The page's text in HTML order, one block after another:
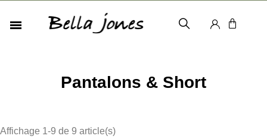
Pantalons & Short
Affichage 1-9 de 9 article(s)